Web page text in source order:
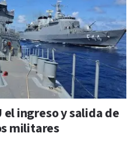
ingreso y salida de
militares